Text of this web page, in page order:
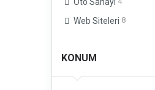
Web Siteleri 8
KONUM